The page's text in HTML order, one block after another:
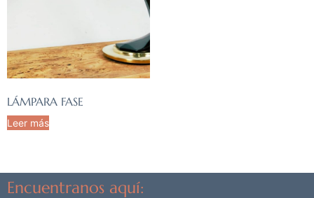
LÁMPARA FASE
Leer más
Encuentranos aquí: